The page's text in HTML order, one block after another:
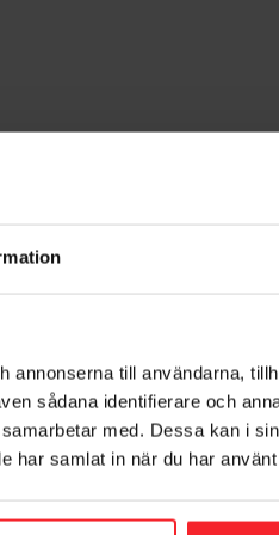
annonserna till användarna,
sådana identifierare och
med. Dessa kan i
har samlat in när du har
och långsiktig investering i
ger en fantastisk mekanisk
kalkavlagringar. Det gör den
motståndskraft mot repor